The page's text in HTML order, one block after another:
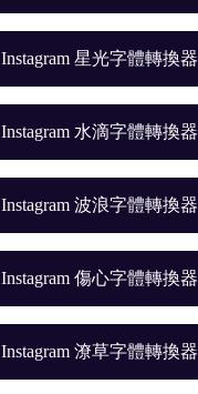
Instagram 星光字體轉換器
Instagram 水滴字體轉換器
Instagram 波浪字體轉換器
Instagram 傷心字體轉換器
Instagram 潦草字體轉換器